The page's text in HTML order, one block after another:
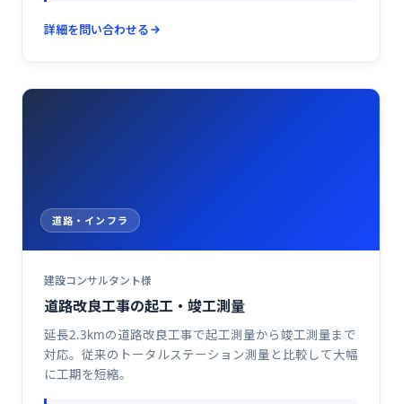
詳細を問い合わせる
道路・インフラ
建設コンサルタント様
道路改良工事の起工・竣工測量
延長2.3kmの道路改良工事で起工測量から竣工測量まで
対応。従来のトータルステーション測量と比較して大幅
に工期を短縮。